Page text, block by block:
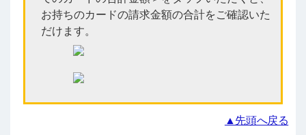
お持ちのカードの請求金額の合計をご確認いた
だけます。
▲先頭へ戻る